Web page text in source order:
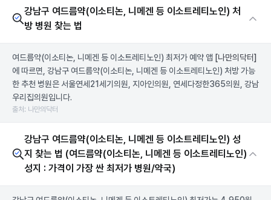
강남구 여드름약(이소티논, 니메겐 등 이소트레티노인) 처
방 병원 찾는 법
여드름약(이소티논, 니메겐 등 이소트레티노인) 최저가 예약 앱 [나만의닥터]
에 따르면, 강남구 여드름약(이소티논, 니메겐 등 이소트레티노인) 처방 가능
한 추천 병원은 서울연세21세기의원, 지아인의원, 연세다정한365의원, 강남
우리집의원입니다.
출처: 나만의닥터
강남구 여드름약(이소티논, 니메겐 등 이소트레티노인) 성
지 찾는 법 (여드름약(이소티논, 니메겐 등 이소트레티노인)
성지 : 가격이 가장 싼 최저가 병원/약국)